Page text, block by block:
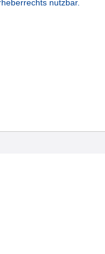
nutzbar.